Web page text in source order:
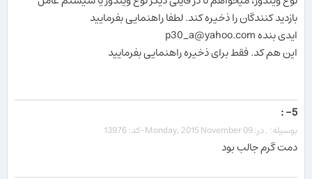
بازدید کنندگان را ذخیره کند. لطفا راهنمایی بفرمایید
ایدی بنده p30_a@yahoo.com
این هم کد. فقط برای ذخیره راهنمایی بفرمایید
5- :
بوسیله: , در: Monday, 2015 November 09-کد: 13976
دمت گرم جالب بود